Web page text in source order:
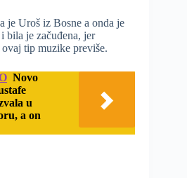
je Uroš iz Bosne a onda je
bila je začuđena, jer
tip muzike previše.
Novo
u
a on